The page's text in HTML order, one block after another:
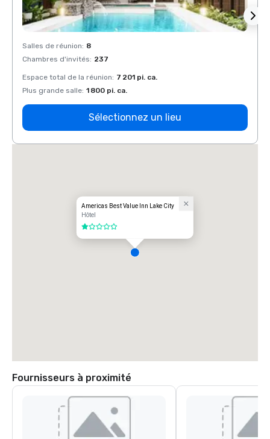
Salles de réunion: 8
Chambres d'invités: 237
Espace total de la réunion: 7 201 pi. ca.
Plus grande salle: 1 800 pi. ca.
Sélectionnez un lieu
Americas Best Value Inn Lake City
Hôtel
1 sur 5
Fournisseurs à proximité